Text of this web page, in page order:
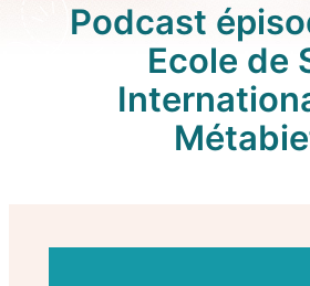
Podcast
Ecole de